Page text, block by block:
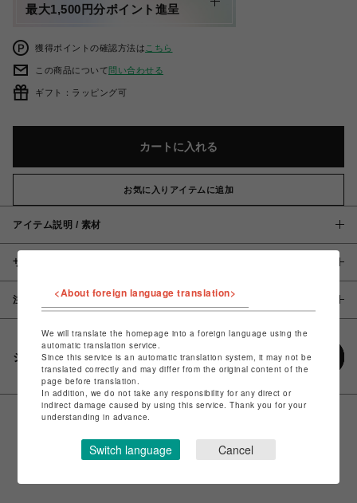
最大1,500円分ポイント進呈
獲得ポイントの確認方法は こちら
この商品について問い合わせる
ギフト：ラッピング可
カートに入れる
お気に入りアイテムに追加
アイテム説明 / 素材
サイズ
注意事項
シェアする
<About foreign language translation>
We will translate the homepage into a foreign language using the
automatic translation service.
Since this service is an automatic translation system, it may not be
translated correctly and may differ from the original content of the
page before translation.
In addition, we do not take any responsibility for any direct or
indirect damage caused by using this service. Thank you for your
understanding in advance.
Switch language Cancel